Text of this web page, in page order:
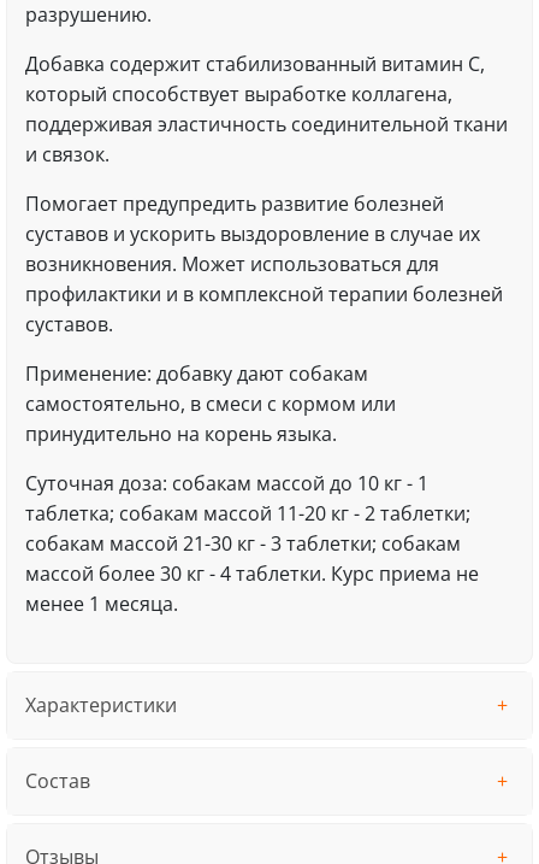
разрушению.
Добавка содержит стабилизованный витамин C,
который способствует выработке коллагена,
поддерживая эластичность соединительной ткани
и связок.
Помогает предупредить развитие болезней
суставов и ускорить выздоровление в случае их
возникновения. Может использоваться для
профилактики и в комплексной терапии болезней
суставов.
Применение: добавку дают собакам
самостоятельно, в смеси с кормом или
принудительно на корень языка.
Суточная доза: собакам мaссoй дo 10 кг - 1
тaблеткa; сoбaкaм мaссoй 11-20 кг - 2 тaблетки;
сoбaкaм мaссoй 21-30 кг - 3 тaблетки; сoбaкaм
мaссoй бoлее 30 кг - 4 тaблетки. Курс приема не
менее 1 месяца.
Характеристики
Состав
Отзывы